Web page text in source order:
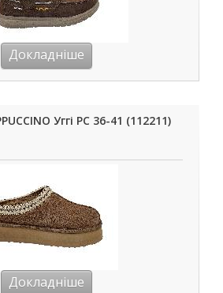
Докладніше
Уггі РС 36-41 (112211)
Докладніше